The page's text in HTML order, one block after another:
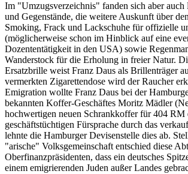
Im "Umzugsverzeichnis" fanden sich aber auch
und Gegenstände, die weitere Auskunft über
Smoking, Frack und Lackschuhe für offizielle
(möglicherweise schon im Hinblick auf eine
Dozententätigkeit in den USA) sowie
Wanderstock für die Erholung in freier Natur.
Ersatzbrille weist Franz Daus als Brillenträger
vermerkten Zigarettendose wird der Raucher
Emigration wollte Franz Daus bei der
bekannten Koffer-Geschäftes Moritz Mädler
hochwertigen neuen Schrankkoffer für 404 RM
geschäftstüchtigen Fürsprache durch das
lehnte die Hamburger Devisenstelle dies ab.
"arische" Volksgemeinschaft entschied diese
Oberfinanzpräsidenten, dass ein deutsches
einem emigrierenden Juden außer Landes